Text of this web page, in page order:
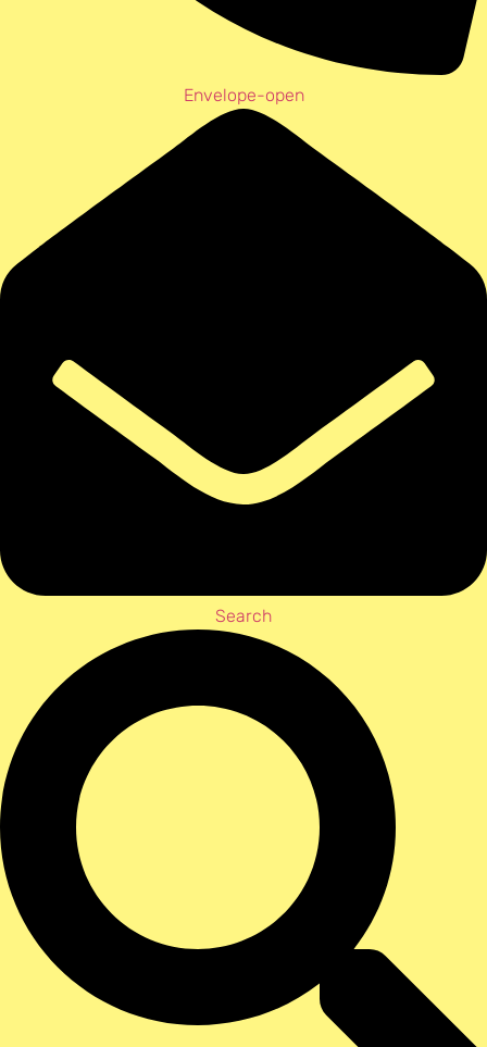
Envelope-open
Search